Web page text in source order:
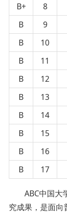
B+
8
B
9
B
10
B
11
B
12
B
13
B
14
B
15
B
16
B
17
ABC中国大
究成果，是面向